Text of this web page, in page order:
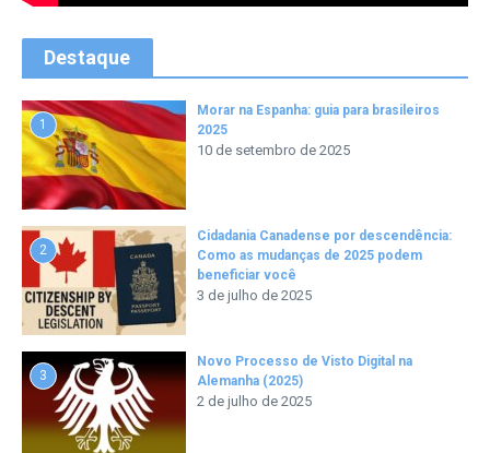
Destaque
1
Morar na Espanha: guia para brasileiros
2025
10 de setembro de 2025
2
Cidadania Canadense por descendência:
Como as mudanças de 2025 podem
beneficiar você
3 de julho de 2025
3
Novo Processo de Visto Digital na
Alemanha (2025)
2 de julho de 2025